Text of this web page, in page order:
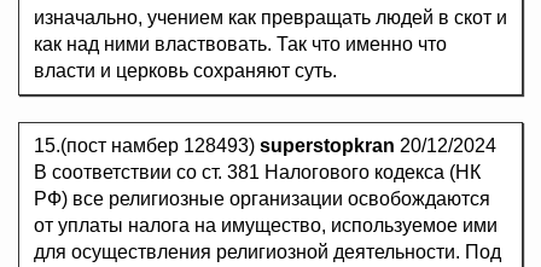
изначально, учением как превращать людей в скот и
как над ними властвовать. Так что именно что
власти и церковь сохраняют суть.
15.(пост намбер 128493) superstopkran 20/12/2024
В соответствии со ст. 381 Налогового кодекса (НК
РФ) все религиозные организации освобождаются
от уплаты налога на имущество, используемое ими
для осуществления религиозной деятельности. Под